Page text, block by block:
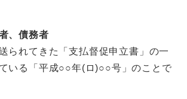
、債務者
られてきた「支払督促申立書」の一
いる「平成○○年(ロ)○○号」のことで